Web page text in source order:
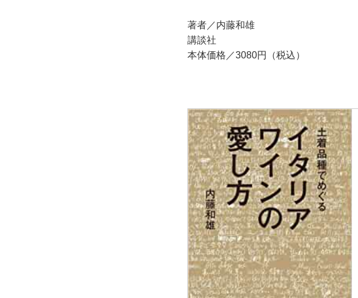
著者／内藤和雄
講談社
本体価格／3080円（税込）